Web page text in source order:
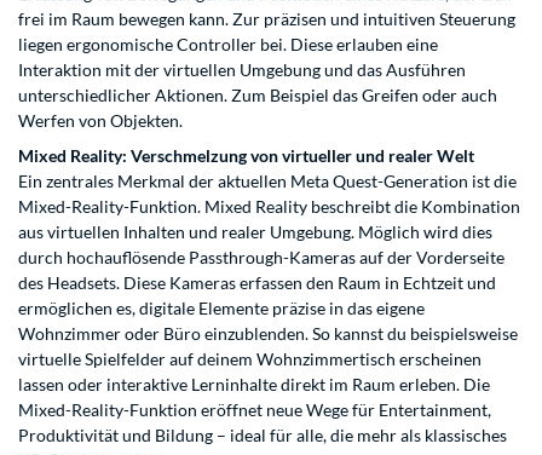
frei im Raum bewegen kann. Zur präzisen und intuitiven Steuerung
liegen ergonomische Controller bei. Diese erlauben eine
Interaktion mit der virtuellen Umgebung und das Ausführen
unterschiedlicher Aktionen. Zum Beispiel das Greifen oder auch
Werfen von Objekten.
Mixed Reality: Verschmelzung von virtueller und realer Welt
Ein zentrales Merkmal der aktuellen Meta Quest-Generation ist die
Mixed-Reality-Funktion. Mixed Reality beschreibt die Kombination
aus virtuellen Inhalten und realer Umgebung. Möglich wird dies
durch hochauflösende Passthrough-Kameras auf der Vorderseite
des Headsets. Diese Kameras erfassen den Raum in Echtzeit und
ermöglichen es, digitale Elemente präzise in das eigene
Wohnzimmer oder Büro einzublenden. So kannst du beispielsweise
virtuelle Spielfelder auf deinem Wohnzimmertisch erscheinen
lassen oder interaktive Lerninhalte direkt im Raum erleben. Die
Mixed-Reality-Funktion eröffnet neue Wege für Entertainment,
Produktivität und Bildung – ideal für alle, die mehr als klassisches